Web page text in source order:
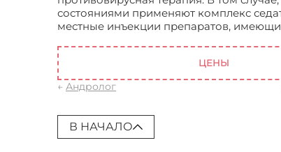
состояниями применяют комплекс
местные инъекции препаратов,
ЦЕНЫ
← Андролог
В НАЧАЛО